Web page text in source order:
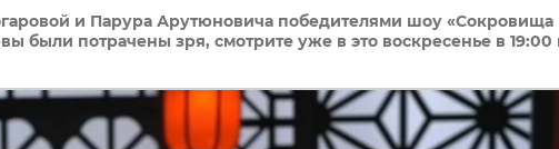
и Парура Арутюновича победителями шоу «Сокровища
были потрачены зря, смотрите уже в это воскресенье в 19:00